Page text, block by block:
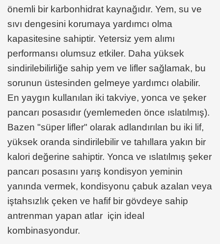
önemli bir karbonhidrat kaynağıdır. Yem, su ve
sıvı dengesini korumaya yardımcı olma
kapasitesine sahiptir. Yetersiz yem alımı
performansı olumsuz etkiler. Daha yüksek
sindirilebilirliğe sahip yem ve lifler sağlamak, bu
sorunun üstesinden gelmeye yardımcı olabilir.
En yaygın kullanılan iki takviye, yonca ve şeker
pancarı posasıdır (yemlemeden önce ıslatılmış).
Bazen "süper lifler" olarak adlandırılan bu iki lif,
yüksek oranda sindirilebilir ve tahıllara yakın bir
kalori değerine sahiptir. Yonca ve ıslatılmış şeker
pancarı posasını yarış kondisyon yeminin
yanında vermek, kondisyonu çabuk azalan veya
iştahsızlık çeken ve hafif bir gövdeye sahip
antrenman yapan atlar için ideal
kombinasyondur.